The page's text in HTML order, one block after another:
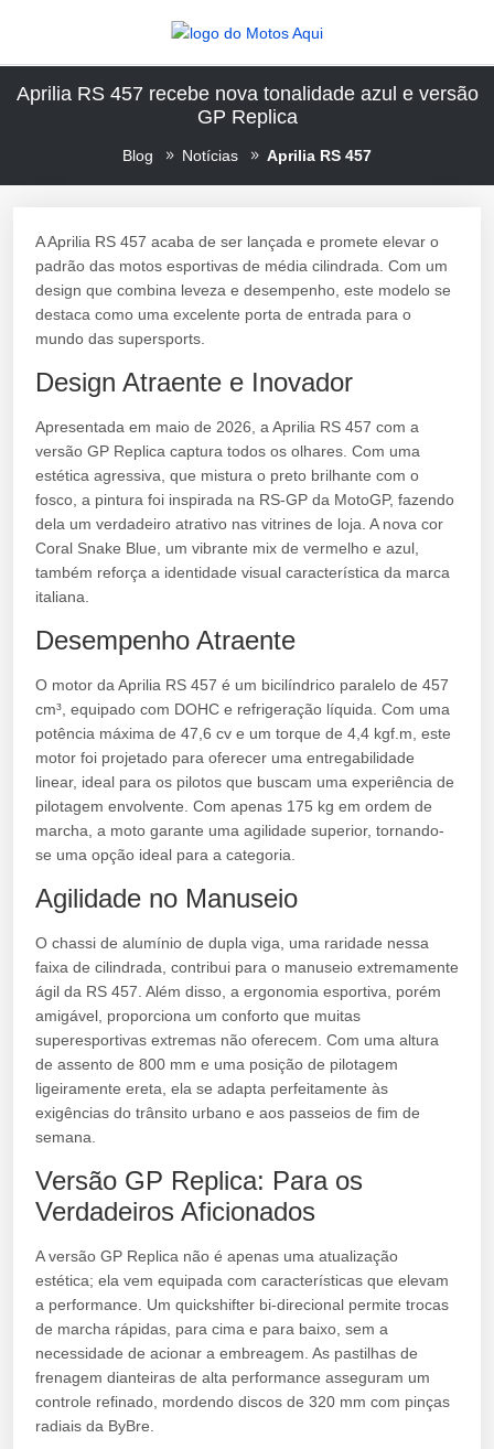
Aprilia RS 457 recebe nova tonalidade azul e versão
GP Replica
Blog Notícias Aprilia RS 457
A Aprilia RS 457 acaba de ser lançada e promete elevar o
padrão das motos esportivas de média cilindrada. Com um
design que combina leveza e desempenho, este modelo se
destaca como uma excelente porta de entrada para o
mundo das supersports.
Design Atraente e Inovador
Apresentada em maio de 2026, a Aprilia RS 457 com a
versão GP Replica captura todos os olhares. Com uma
estética agressiva, que mistura o preto brilhante com o
fosco, a pintura foi inspirada na RS-GP da MotoGP, fazendo
dela um verdadeiro atrativo nas vitrines de loja. A nova cor
Coral Snake Blue, um vibrante mix de vermelho e azul,
também reforça a identidade visual característica da marca
italiana.
Desempenho Atraente
O motor da Aprilia RS 457 é um bicilíndrico paralelo de 457
cm³, equipado com DOHC e refrigeração líquida. Com uma
potência máxima de 47,6 cv e um torque de 4,4 kgf.m, este
motor foi projetado para oferecer uma entregabilidade
linear, ideal para os pilotos que buscam uma experiência de
pilotagem envolvente. Com apenas 175 kg em ordem de
marcha, a moto garante uma agilidade superior, tornando-
se uma opção ideal para a categoria.
Agilidade no Manuseio
O chassi de alumínio de dupla viga, uma raridade nessa
faixa de cilindrada, contribui para o manuseio extremamente
ágil da RS 457. Além disso, a ergonomia esportiva, porém
amigável, proporciona um conforto que muitas
superesportivas extremas não oferecem. Com uma altura
de assento de 800 mm e uma posição de pilotagem
ligeiramente ereta, ela se adapta perfeitamente às
exigências do trânsito urbano e aos passeios de fim de
semana.
Versão GP Replica: Para os
Verdadeiros Aficionados
A versão GP Replica não é apenas uma atualização
estética; ela vem equipada com características que elevam
a performance. Um quickshifter bi-direcional permite trocas
de marcha rápidas, para cima e para baixo, sem a
necessidade de acionar a embreagem. As pastilhas de
frenagem dianteiras de alta performance asseguram um
controle refinado, mordendo discos de 320 mm com pinças
radiais da ByBre.